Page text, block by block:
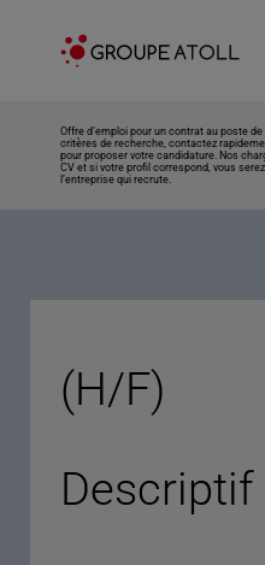
Offre d’emploi pour un contrat au poste
critères de recherche, contactez
pour proposer votre candidature. Nos
CV et si votre profil correspond, vous
l’entreprise qui recrute.
(H/F)
Descriptif